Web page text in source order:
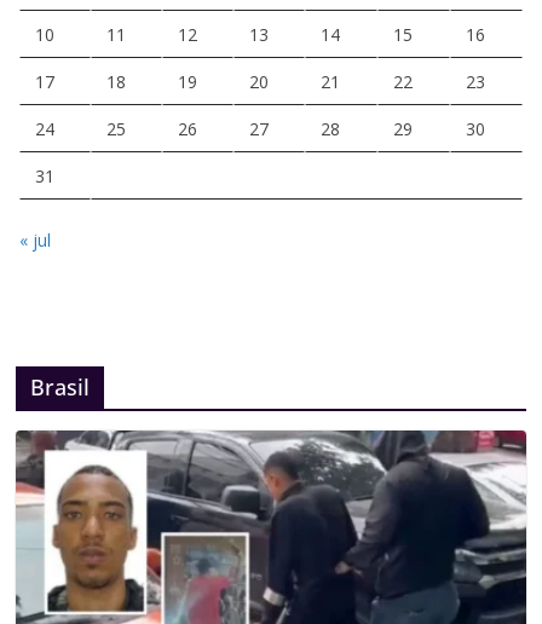
10 11 12 13 14 15 16
17 18 19 20 21 22 23
24 25 26 27 28 29 30
31
« jul
Brasil